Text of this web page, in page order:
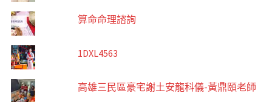
算命命理諮詢
1DXL4563
高雄三民區豪宅謝土安龍科儀-黃鼎頤老師